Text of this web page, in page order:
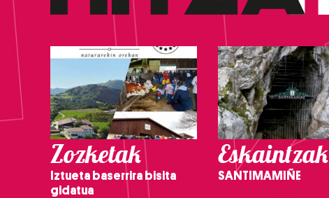
Zozketak
Iztueta baserrira bisita
gidatua
Eskaintzak
SANTIMAMIÑE